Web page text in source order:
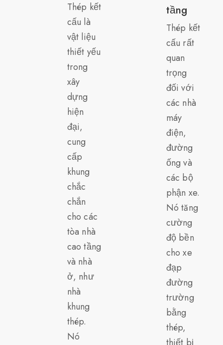
Thép kết
cấu là
vật liệu
thiết yếu
trong
xây
dựng
hiện
đại,
cung
cấp
khung
chắc
chắn
cho các
tòa nhà
cao tầng
và nhà
ở, như
nhà
khung
thép.
Nó
tầng
Thép kết
cấu rất
quan
trọng
đối với
các nhà
máy
điện,
đường
ống và
các bộ
phận xe.
Nó tăng
cường
độ bền
cho xe
đạp
đường
trường
bằng
thép,